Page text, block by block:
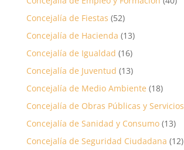
Concejalía de Fiestas (52)
Concejalía de Hacienda (13)
Concejalía de Igualdad (16)
Concejalía de Juventud (13)
Concejalía de Medio Ambiente (18)
Concejalía de Obras Públicas y Servicios
Concejalía de Sanidad y Consumo(13)
Concejalía de Seguridad Ciudadana (12)